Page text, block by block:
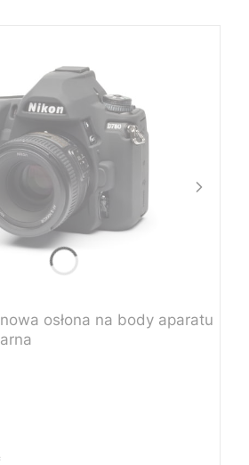
osłona na body aparatu
- czarna